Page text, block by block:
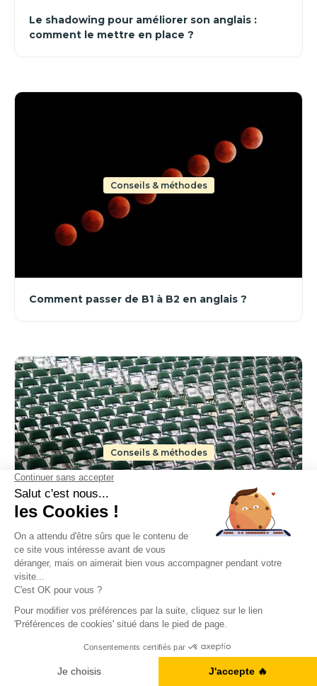
Le shadowing pour améliorer son anglais :
comment le mettre en place ?
Conseils & méthodes
Comment passer de B1 à B2 en anglais ?
Conseils & méthodes
La répétition espacée : la méthode scientifique
pour mémoriser l'anglais durablement
A1, B2, C1... Vous en êtes où ?
Je fais le test